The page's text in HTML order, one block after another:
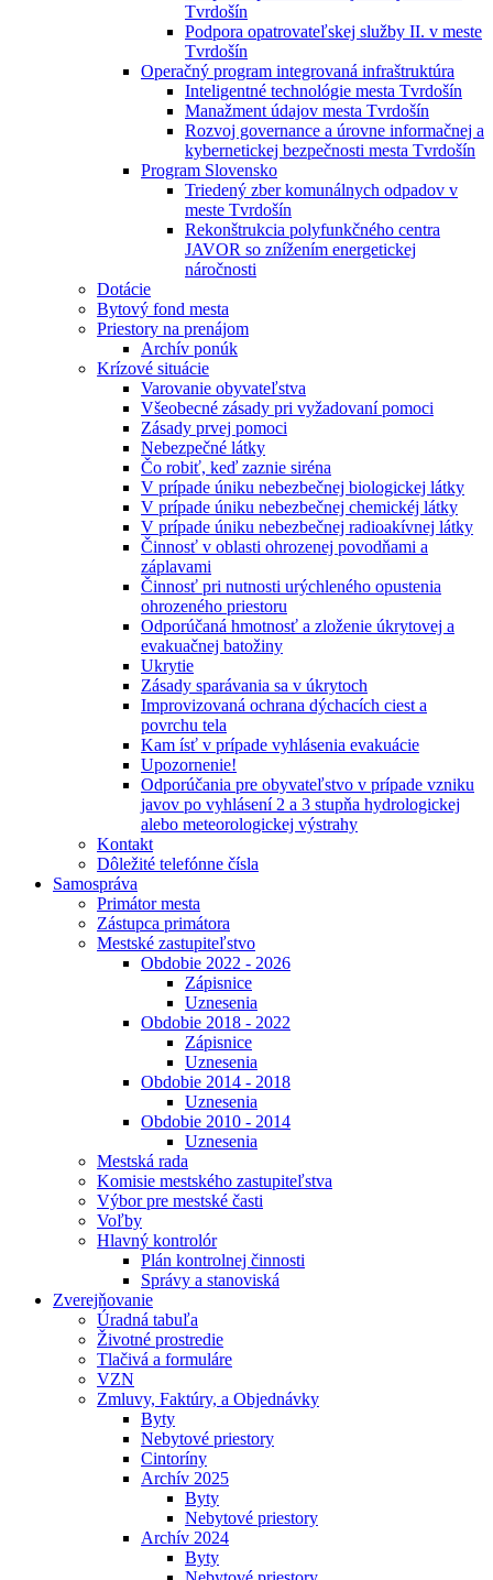
Tvrdošín
Podpora opatrovateľskej služby II. v meste
Tvrdošín
Operačný program integrovaná infraštruktúra
Inteligentné technológie mesta Tvrdošín
Manažment údajov mesta Tvrdošín
Rozvoj governance a úrovne informačnej a
kybernetickej bezpečnosti mesta Tvrdošín
Program Slovensko
Triedený zber komunálnych odpadov v
meste Tvrdošín
Rekonštrukcia polyfunkčného centra
JAVOR so znížením energetickej
náročnosti
Dotácie
Bytový fond mesta
Priestory na prenájom
Archív ponúk
Krízové situácie
Varovanie obyvateľstva
Všeobecné zásady pri vyžadovaní pomoci
Zásady prvej pomoci
Nebezpečné látky
Čo robiť, keď zaznie siréna
V prípade úniku nebezbečnej biologickej látky
V prípade úniku nebezbečnej chemickéj látky
V prípade úniku nebezbečnej radioakívnej látky
Činnosť v oblasti ohrozenej povodňami a
záplavami
Činnosť pri nutnosti urýchleného opustenia
ohrozeného priestoru
Odporúčaná hmotnosť a zloženie úkrytovej a
evakuačnej batožiny
Ukrytie
Zásady sparávania sa v úkrytoch
Improvizovaná ochrana dýchacích ciest a
povrchu tela
Kam ísť v prípade vyhlásenia evakuácie
Upozornenie!
Odporúčania pre obyvateľstvo v prípade vzniku
javov po vyhlásení 2 a 3 stupňa hydrologickej
alebo meteorologickej výstrahy
Kontakt
Dôležité telefónne čísla
Samospráva
Primátor mesta
Zástupca primátora
Mestské zastupiteľstvo
Obdobie 2022 - 2026
Zápisnice
Uznesenia
Obdobie 2018 - 2022
Zápisnice
Uznesenia
Obdobie 2014 - 2018
Uznesenia
Obdobie 2010 - 2014
Uznesenia
Mestská rada
Komisie mestského zastupiteľstva
Výbor pre mestské časti
Voľby
Hlavný kontrolór
Plán kontrolnej činnosti
Správy a stanoviská
Zverejňovanie
Úradná tabuľa
Životné prostredie
Tlačivá a formuláre
VZN
Zmluvy, Faktúry, a Objednávky
Byty
Nebytové priestory
Cintoríny
Archív 2025
Byty
Nebytové priestory
Archív 2024
Byty